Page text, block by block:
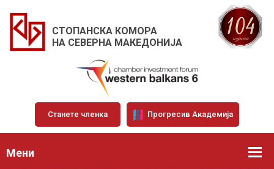
СТОПАНСКА КОМОРА
НА СЕВЕРНА МАКЕДОНИЈА
Станете членка Прогресив Академија
Мени